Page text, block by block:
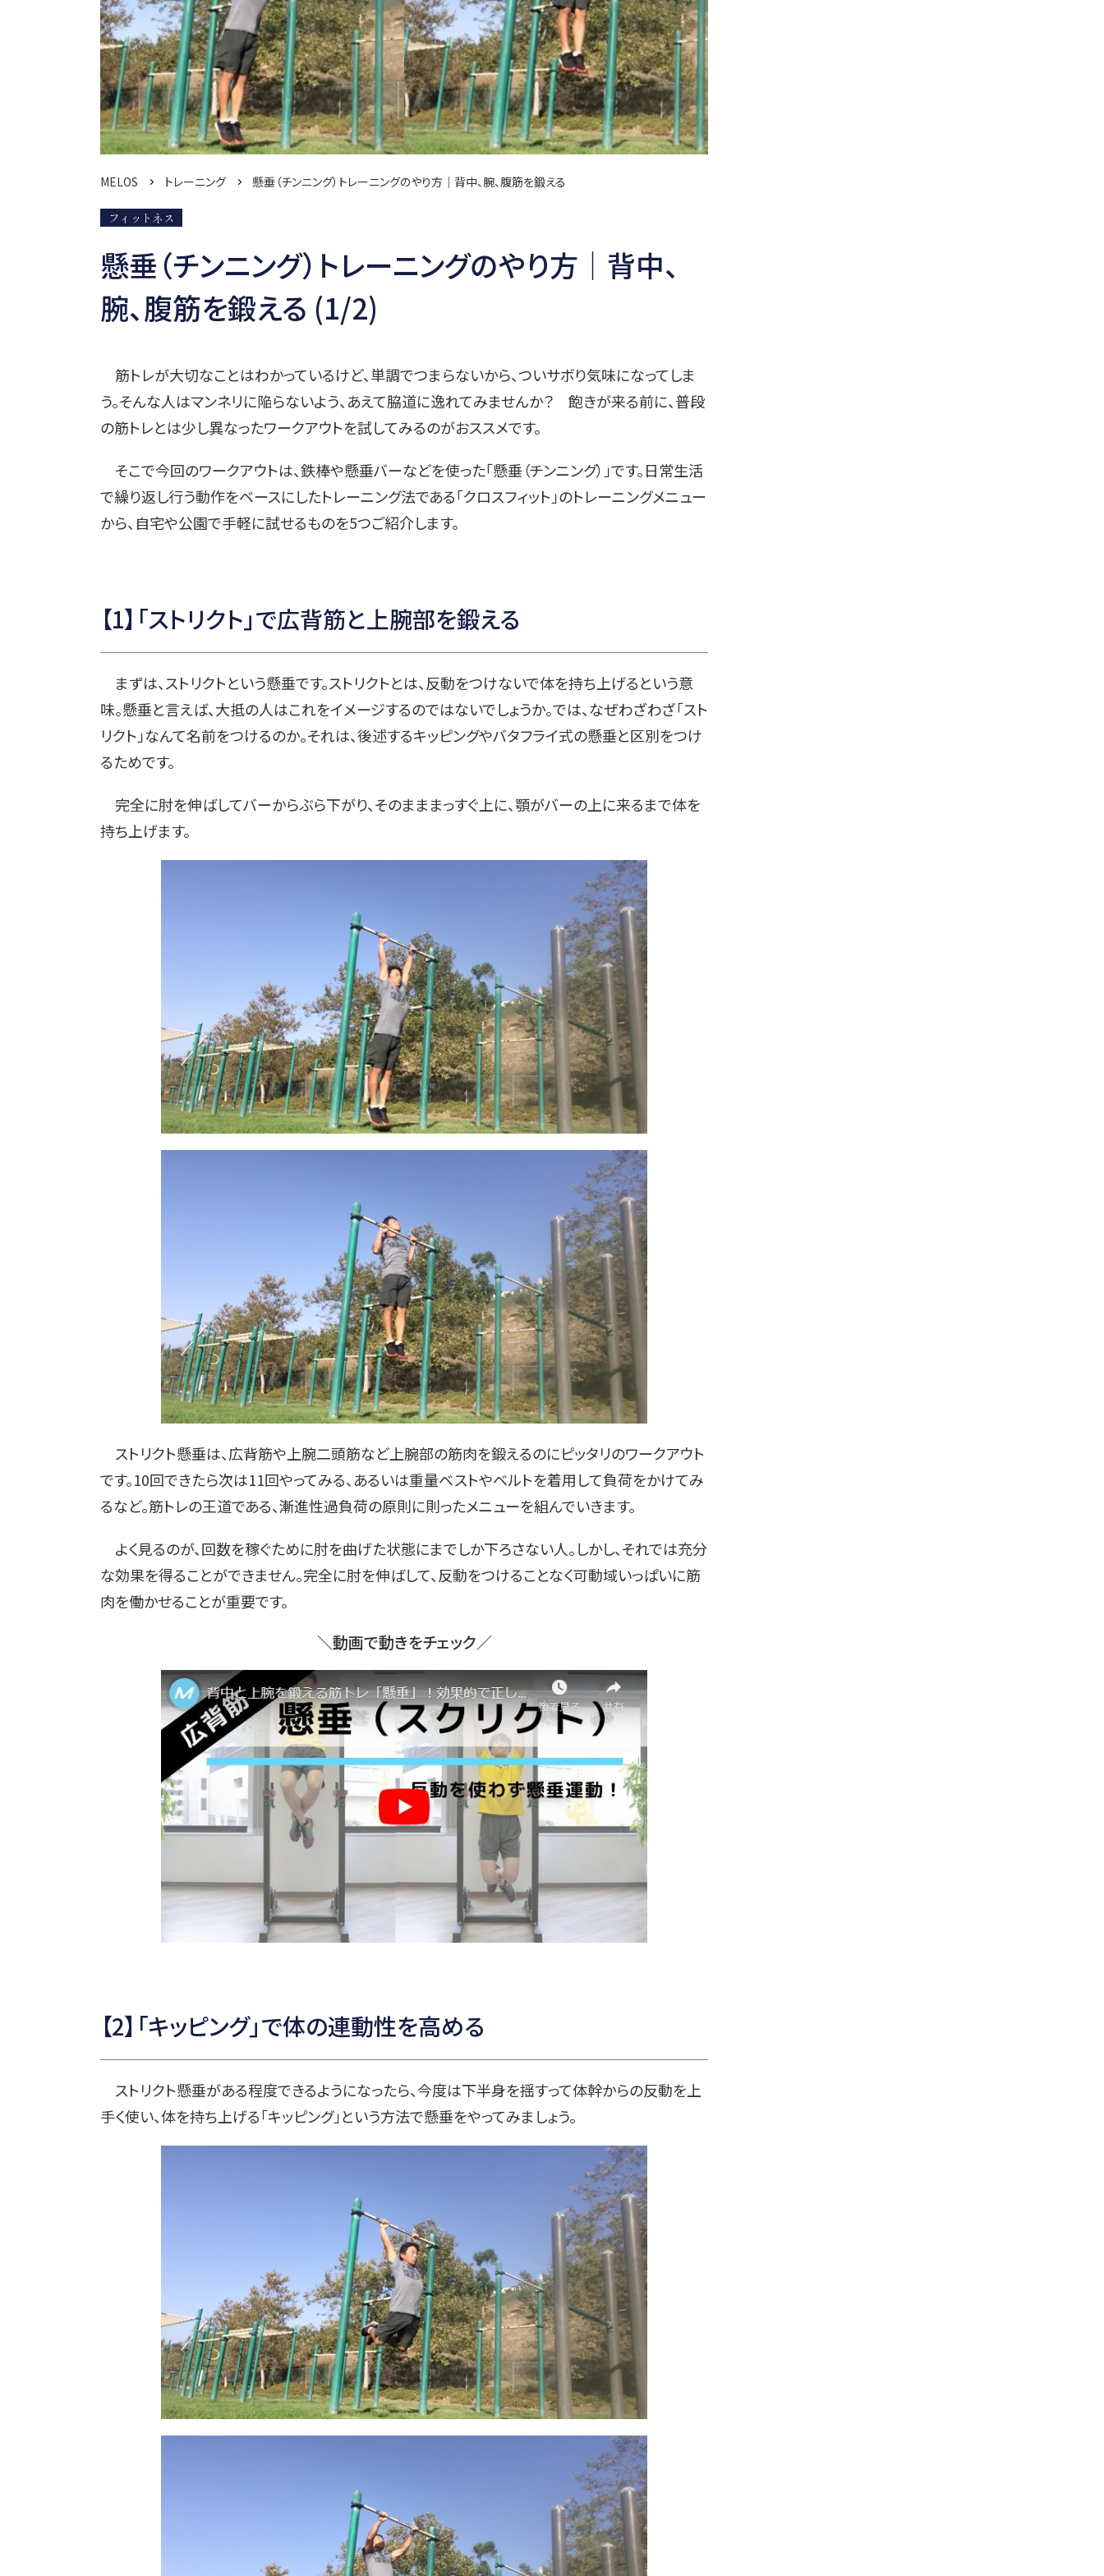
MELOS トレーニング 懸垂（チンニング）トレーニングのやり方│背中、腕、腹筋を鍛える
フィットネス
懸垂（チンニング）トレーニングのやり方│背中、
腕、腹筋を鍛える (1/2)
筋トレが大切なことはわかっているけど、単調でつまらないから、ついサボり気味になってしま
う。そんな人はマンネリに陥らないよう、あえて脇道に逸れてみませんか？ 飽きが来る前に、普段
の筋トレとは少し異なったワークアウトを試してみるのがおススメです。
そこで今回のワークアウトは、鉄棒や懸垂バーなどを使った「懸垂（チンニング）」です。日常生活
で繰り返し行う動作をベースにしたトレーニング法である「クロスフィット」のトレーニングメニュー
から、自宅や公園で手軽に試せるものを5つご紹介します。
【1】「ストリクト」で広背筋と上腕部を鍛える
まずは、ストリクトという懸垂です。ストリクトとは、反動をつけないで体を持ち上げるという意
味。懸垂と言えば、大抵の人はこれをイメージするのではないでしょうか。では、なぜわざわざ「スト
リクト」なんて名前をつけるのか。それは、後述するキッピングやバタフライ式の懸垂と区別をつけ
るためです。
完全に肘を伸ばしてバーからぶら下がり、そのまままっすぐ上に、顎がバーの上に来るまで体を
持ち上げます。
ストリクト懸垂は、広背筋や上腕二頭筋など上腕部の筋肉を鍛えるのにピッタリのワークアウト
です。10回できたら次は11回やってみる、あるいは重量ベストやベルトを着用して負荷をかけてみ
るなど。筋トレの王道である、漸進性過負荷の原則に則ったメニューを組んでいきます。
よく見るのが、回数を稼ぐために肘を曲げた状態にまでしか下ろさない人。しかし、それでは充分
な効果を得ることができません。完全に肘を伸ばして、反動をつけることなく可動域いっぱいに筋
肉を働かせることが重要です。
＼動画で動きをチェック／
【2】「キッピング」で体の連動性を高める
ストリクト懸垂がある程度できるようになったら、今度は下半身を揺すって体幹からの反動を上
手く使い、体を持ち上げる「キッピング」という方法で懸垂をやってみましょう。